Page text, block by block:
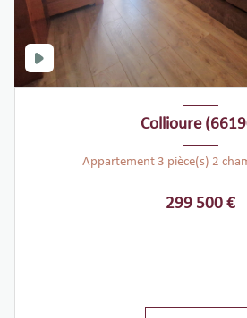
Collioure
299 500 €